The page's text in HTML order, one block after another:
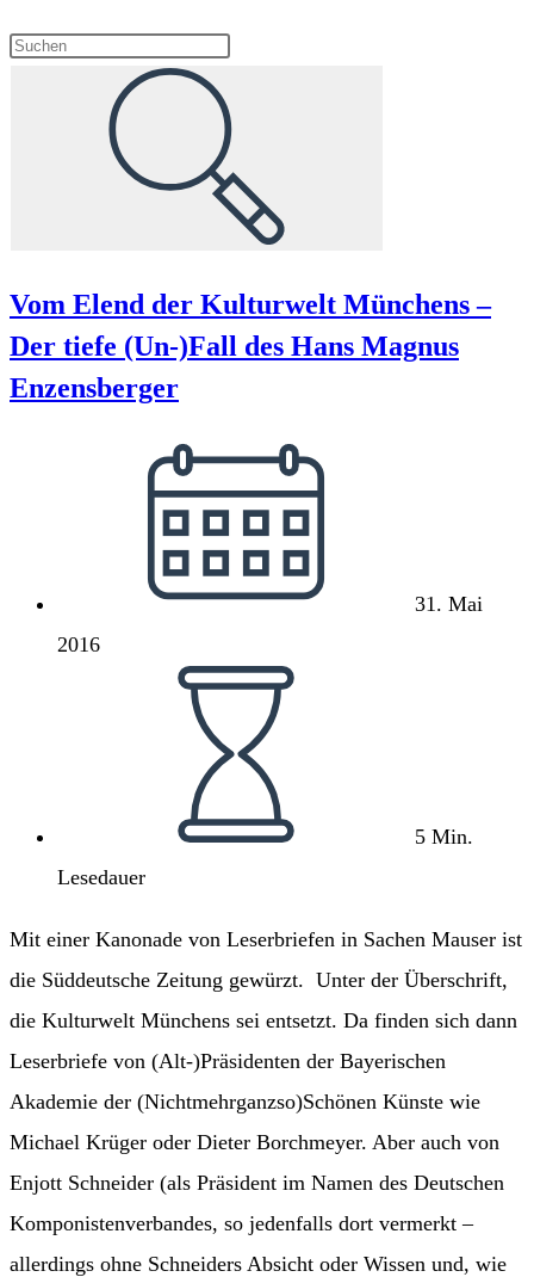
Diese
durchsuchen
Vom Elend der Kulturwelt Münchens –
Der tiefe (Un-)Fall des Hans Magnus
Enzensberger
veröffentlicht:
31. Mai
2016
5 Min.
Lesedauer
Mit einer Kanonade von Leserbriefen in Sachen Mauser ist
die Süddeutsche Zeitung gewürzt. Unter der Überschrift,
die Kulturwelt Münchens sei entsetzt. Da finden sich dann
Leserbriefe von (Alt-)Präsidenten der Bayerischen
Akademie der (Nichtmehrganzso)Schönen Künste wie
Michael Krüger oder Dieter Borchmeyer. Aber auch von
Enjott Schneider (als Präsident im Namen des Deutschen
Komponistenverbandes, so jedenfalls dort vermerkt –
allerdings ohne Schneiders Absicht oder Wissen und, wie